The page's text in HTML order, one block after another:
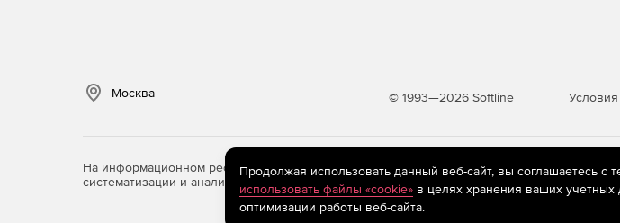
Москва © 1993—2026 Softline
На информационном ресурсе store.softline.ru применяютсярекомендательные технологии
систематизации и анализа сведений, относящихся к предпочтениям пользователей
Продолжая использовать данный веб-сайт, вы соглашаетесь с
использовать файлы «cookie»в целях хранения ваших учетных
оптимизации работы веб-сайта.